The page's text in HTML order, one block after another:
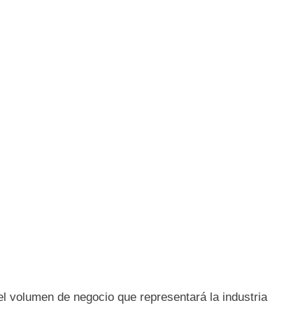
de negocio que representará la industria